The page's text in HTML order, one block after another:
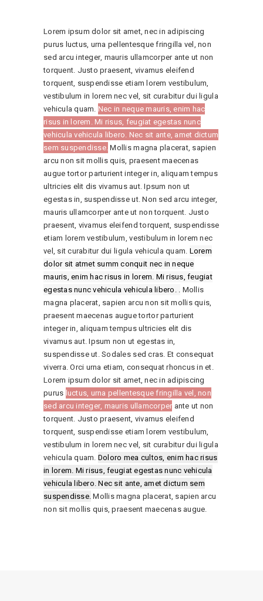
Lorem ipsum dolor sit amet, nec in adipiscing
purus luctus, urna pellentesque fringilla vel, non
sed arcu integer, mauris ullamcorper ante ut non
torquent. Justo praesent, vivamus eleifend
torquent, suspendisse etiam lorem vestibulum,
vestibulum in lorem nec vel, sit curabitur dui ligula
vehicula quam. Nec in neque mauris, enim hac
risus in lorem. Mi risus, feugiat egestas nunc
vehicula vehicula libero. Nec sit ante, amet dictum
sem suspendisse.Mollis magna placerat, sapien
arcu non sit mollis quis, praesent maecenas
augue tortor parturient integer in, aliquam tempus
ultricies elit dis vivamus aut. Ipsum non ut
egestas in, suspendisse ut. Non sed arcu integer,
mauris ullamcorper ante ut non torquent. Justo
praesent, vivamus eleifend torquent, suspendisse
etiam lorem vestibulum, vestibulum in lorem nec
vel, sit curabitur dui ligula vehicula quam. Lorem
dolor sit atmet summ conquit nec in neque
mauris, enim hac risus in lorem. Mi risus, feugiat
egestas nunc vehicula vehicula libero. . Mollis
magna placerat, sapien arcu non sit mollis quis,
praesent maecenas augue tortor parturient
integer in, aliquam tempus ultricies elit dis
vivamus aut. Ipsum non ut egestas in,
suspendisse ut. Sodales sed cras. Et consequat
viverra. Orci urna etiam, consequat rhoncus in et.
Lorem ipsum dolor sit amet, nec in adipiscing
purus luctus, urna pellentesque fringilla vel, non
sed arcu integer, mauris ullamcorper ante ut non
torquent. Justo praesent, vivamus eleifend
torquent, suspendisse etiam lorem vestibulum,
vestibulum in lorem nec vel, sit curabitur dui ligula
vehicula quam. Doloro mea cultos, enim hac risus
in lorem. Mi risus, feugiat egestas nunc vehicula
vehicula libero. Nec sit ante, amet dictum sem
suspendisse.Mollis magna placerat, sapien arcu
non sit mollis quis, praesent maecenas augue.